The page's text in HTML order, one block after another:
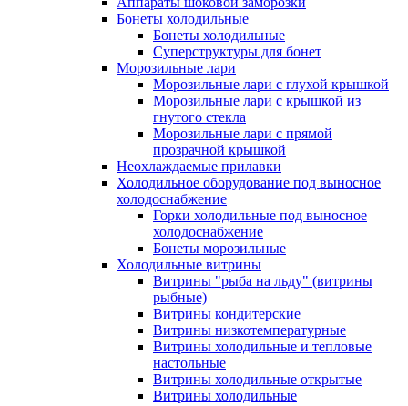
Бонеты холодильные
Бонеты холодильные
Суперструктуры для бонет
Морозильные лари
Морозильные лари с глухой крышкой
Морозильные лари с крышкой из
гнутого стекла
Морозильные лари с прямой
прозрачной крышкой
Неохлаждаемые прилавки
Холодильное оборудование под выносное
холодоснабжение
Горки холодильные под выносное
холодоснабжение
Бонеты морозильные
Холодильные витрины
Витрины "рыба на льду" (витрины
рыбные)
Витрины кондитерские
Витрины низкотемпературные
Витрины холодильные и тепловые
настольные
Витрины холодильные открытые
Витрины холодильные